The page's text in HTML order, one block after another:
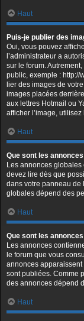
Haut
Puis-je publier des
Oui, vous pouvez
l’administrateur a
sur le forum.
public, exemple : http://
lier des images de
images placées
aux lettres Hotmail ou
afficher l’image,
Haut
Que sont les
Les annonces
devez lire dès que
dans votre panneau de
globales dépend des
Haut
Que sont les
Les annonces
le forum que vous
annonces
sont publiées. Comme
des annonces dépend
Haut